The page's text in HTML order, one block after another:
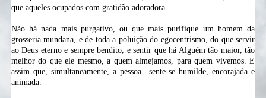
que aqueles ocupados com gratidão adoradora.
Não há nada mais purgativo, ou que mais purifique um homem da
grosseria mundana, e de toda a poluição do egocentrismo, do que servir
ao Deus eterno e sempre bendito, e sentir que há Alguém tão maior, tão
melhor do que ele mesmo, a quem almejamos, para quem vivemos. E
assim que, simultaneamente, a pessoa
sente-sehumilde, encorajada e
animada.